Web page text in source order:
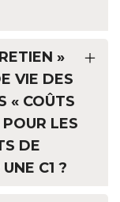
»
VIE DES
« COÛTS
LES
DE
C1 ?